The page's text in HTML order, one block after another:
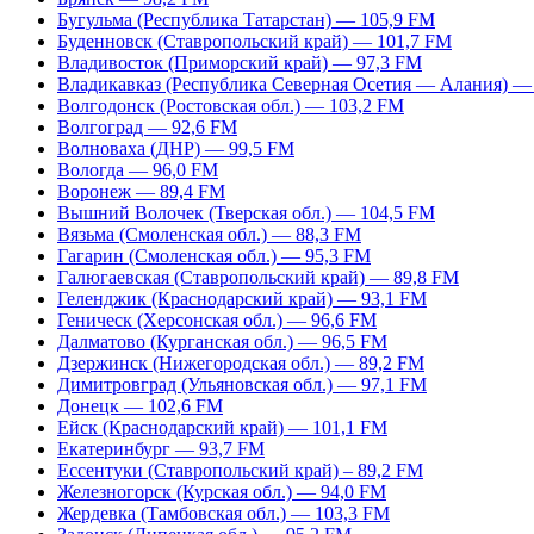
Бугульма (Республика Татарстан) — 105,9 FM
Буденновск (Ставропольский край) — 101,7 FM
Владивосток (Приморский край) — 97,3 FM
Владикавказ (Республика Северная Осетия — Алания)
Волгодонск (Ростовская обл.) — 103,2 FM
Волгоград — 92,6 FM
Волноваха (ДНР) — 99,5 FM
Вологда — 96,0 FM
Воронеж — 89,4 FM
Вышний Волочек (Тверская обл.) — 104,5 FM
Вязьма (Смоленская обл.) — 88,3 FM
Гагарин (Смоленская обл.) — 95,3 FM
Галюгаевская (Ставропольский край) — 89,8 FM
Геленджик (Краснодарский край) — 93,1 FM
Геническ (Херсонская обл.) — 96,6 FM
Далматово (Курганская обл.) — 96,5 FM
Дзержинск (Нижегородская обл.) — 89,2 FM
Димитровград (Ульяновская обл.) — 97,1 FM
Донецк — 102,6 FM
Ейск (Краснодарский край) — 101,1 FM
Екатеринбург — 93,7 FM
Ессентуки (Ставропольский край) – 89,2 FM
Железногорск (Курская обл.) — 94,0 FM
Жердевка (Тамбовская обл.) — 103,3 FM